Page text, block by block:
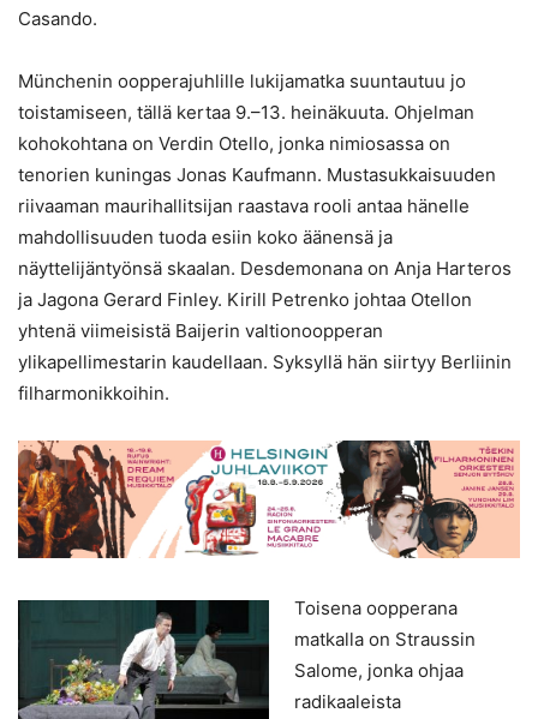
Casando.
Münchenin oopperajuhlille lukijamatka suuntautuu jo
toistamiseen, tällä kertaa 9.–13. heinäkuuta. Ohjelman
kohokohtana on Verdin Otello, jonka nimiosassa on
tenorien kuningas Jonas Kaufmann. Mustasukkaisuuden
riivaaman maurihallitsijan raastava rooli antaa hänelle
mahdollisuuden tuoda esiin koko äänensä ja
näyttelijäntyönsä skaalan. Desdemonana on Anja Harteros
ja Jagona Gerard Finley. Kirill Petrenko johtaa Otellon
yhtenä viimeisistä Baijerin valtionoopperan
ylikapellimestarin kaudellaan. Syksyllä hän siirtyy Berliinin
filharmonikkoihin.
Toisena oopperana
matkalla on Straussin
Salome, jonka ohjaa
radikaaleista